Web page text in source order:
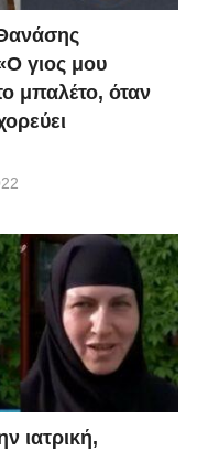
γιος μου
μπαλέτο, όταν
ιατρική,